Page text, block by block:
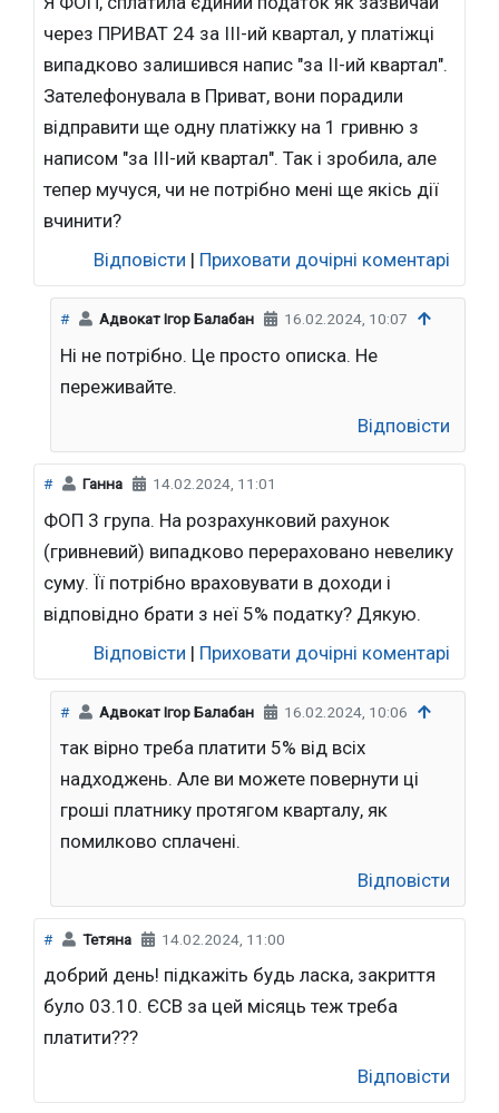
через ПРИВАТ 24 за III-ий квартал, у платіжці
випадково залишився напис "за II-ий квартал".
Зателефонувала в Приват, вони порадили
відправити ще одну платіжку на 1 гривню з
написом "за III-ий квартал". Так і зробила, але
тепер мучуся, чи не потрібно мені ще якісь дії
вчинити?
Відповісти | Приховати дочірні коментарі
# Адвокат Ігор Балабан 16.02.2024, 10:07
Ні не потрібно. Це просто описка. Не
переживайте.
Відповісти
# Ганна 14.02.2024, 11:01
ФОП 3 група. На розрахунковий рахунок
(гривневий) випадково перераховано невелику
суму. Її потрібно враховувати в доходи і
відповідно брати з неї 5% податку? Дякую.
Відповісти | Приховати дочірні коментарі
# Адвокат Ігор Балабан 16.02.2024, 10:06
так вірно треба платити 5% від всіх
надходжень. Але ви можете повернути ці
гроші платнику протягом кварталу, як
помилково сплачені.
Відповісти
# Тетяна 14.02.2024, 11:00
добрий день! підкажіть будь ласка, закриття
було 03.10. ЄСВ за цей місяць теж треба
платити???
Відповісти